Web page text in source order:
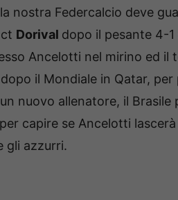
nostra Federcalcio deve
Dorival dopo il pesante 4-1
Ancelotti nel mirino ed il
il Mondiale in Qatar,
nuovo allenatore, il
capire se Ancelotti
gli azzurri.